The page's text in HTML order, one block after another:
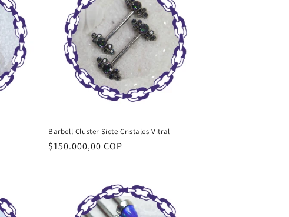
Barbell Cluster Siete Cristales Vitral
Precio
$150.000,00 COP